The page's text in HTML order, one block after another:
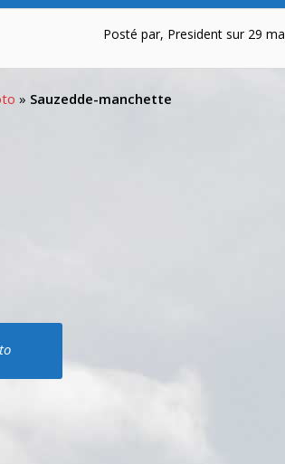
Posté par, President sur 29
» Sauzedde-manchette